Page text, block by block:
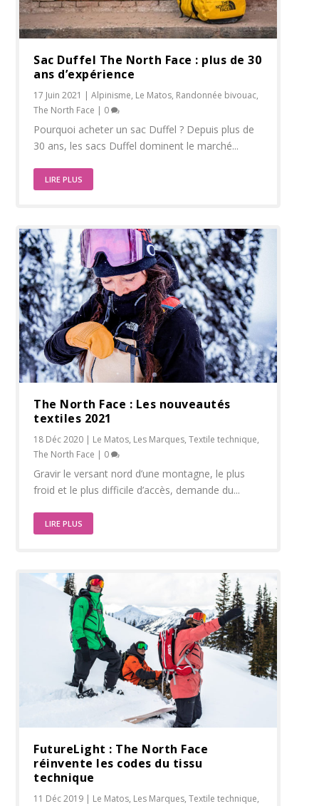
Sac Duffel The North Face : plus de 30
ans d’expérience
17 Juin 2021 |Alpinisme, Le Matos, Randonnée bivouac,
The North Face | 0
Pourquoi acheter un sac Duffel ? Depuis plus de
30 ans, les sacs Duffel dominent le marché...
LIRE PLUS
The North Face : Les nouveautés
textiles 2021
18 Déc 2020 | Le Matos, Les Marques,Textile technique,
The North Face | 0
Gravir le versant nord d’une montagne, le plus
froid et le plus difficile d’accès, demande du...
LIRE PLUS
FutureLight : The North Face
réinvente les codes du tissu
technique
11 Déc 2019 | Le Matos, Les Marques,Textile technique,